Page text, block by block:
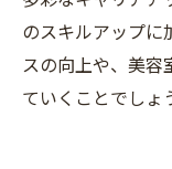
のスキルアップに
スの向上や、美容
ていくことでしょ